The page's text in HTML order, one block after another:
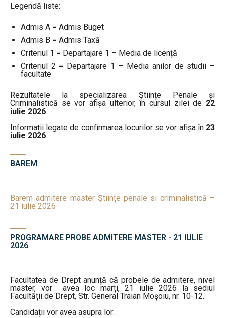
Legendă liste:
Admis A = Admis Buget
Admis B = Admis Taxă
Criteriul 1 = Departajare 1 – Media de licență
Criteriul 2 = Departajare 1 – Media anilor de studii –
facultate
Rezultatele la specializarea Științe Penale și
Criminalistică se vor afișa ulterior, în cursul zilei de 22
iulie 2026.
Informații legate de confirmarea locurilor se vor afișa în23
iulie 2026.
BAREM
Barem admitere master Științe penale si criminalistică –
21 iulie 2026
PROGRAMARE PROBE ADMITERE MASTER - 21 IULIE
2026
Facultatea de Drept anunță că probele de admitere, nivel
master, vor avea loc marți, 21 iulie 2026 la sediul
Facultății de Drept, Str. General Traian Moșoiu, nr. 10-12.
Candidații vor avea asupra lor: